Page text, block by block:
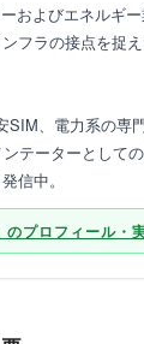
およびエネルギ
フラの接点を捉
、電力系の専
テーターとして
信中。
のプロフィール・